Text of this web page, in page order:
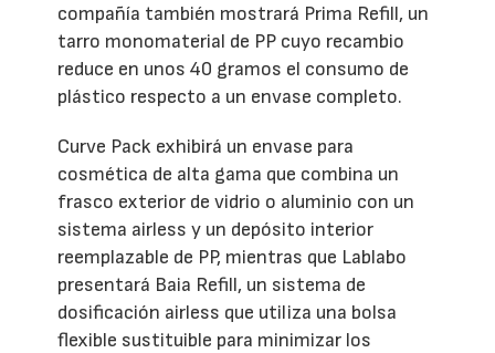
compañía también mostrará Prima Refill, un
tarro monomaterial de PP cuyo recambio
reduce en unos 40 gramos el consumo de
plástico respecto a un envase completo.
Curve Pack exhibirá un envase para
cosmética de alta gama que combina un
frasco exterior de vidrio o aluminio con un
sistema airless y un depósito interior
reemplazable de PP, mientras que Lablabo
presentará Baia Refill, un sistema de
dosificación airless que utiliza una bolsa
flexible sustituible para minimizar los